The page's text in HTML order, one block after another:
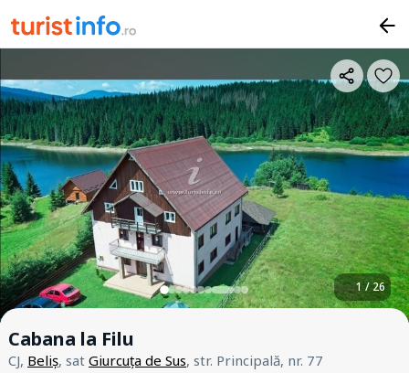
1 / 26
Cabana la Filu
CJ, Beliș, sat Giurcuța de Sus, str. Principală, nr. 77